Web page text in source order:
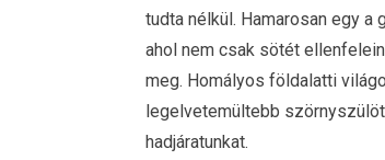
tudta nélkül. Hamarosan egy a
ahol nem csak sötét
meg. Homályos földalatti
legelvetemültebb
hadjáratunkat.